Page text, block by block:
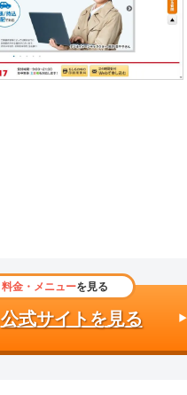
料金・メニューを見る
公式サイトを見る